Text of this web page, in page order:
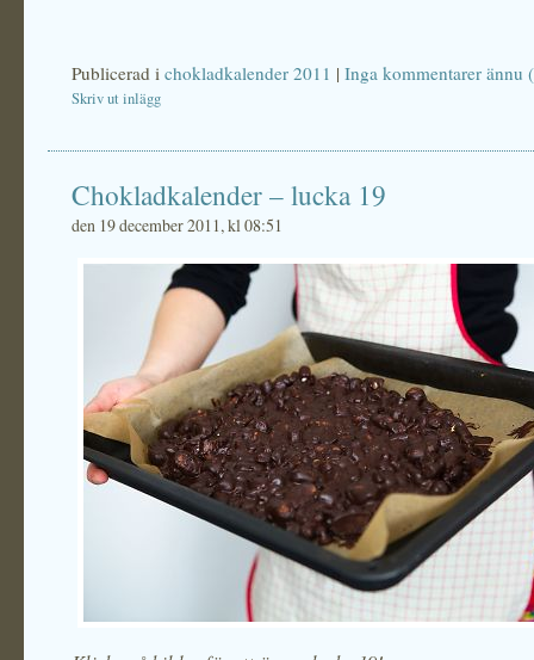
Publicerad i chokladkalender 2011 | Inga kommentarer ännu
Skriv ut inlägg
Chokladkalender – lucka 19
den 19 december 2011, kl 08:51